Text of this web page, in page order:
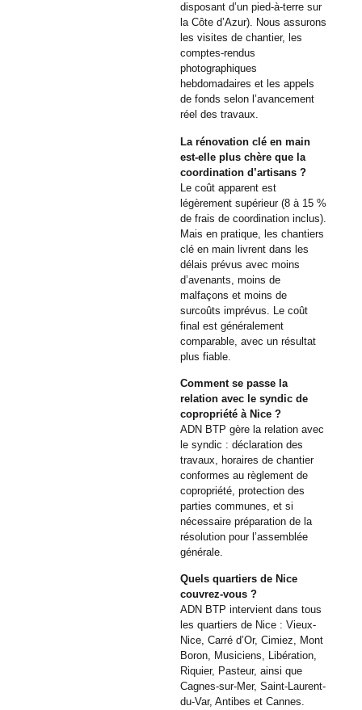
disposant d’un pied-à-terre sur
la Côte d’Azur). Nous assurons
les visites de chantier, les
comptes-rendus
photographiques
hebdomadaires et les appels
de fonds selon l’avancement
réel des travaux.
La rénovation clé en main
est-elle plus chère que la
coordination d’artisans ?
Le coût apparent est
légèrement supérieur (8 à 15 %
de frais de coordination inclus).
Mais en pratique, les chantiers
clé en main livrent dans les
délais prévus avec moins
d’avenants, moins de
malfaçons et moins de
surcoûts imprévus. Le coût
final est généralement
comparable, avec un résultat
plus fiable.
Comment se passe la
relation avec le syndic de
copropriété à Nice ?
ADN BTP gère la relation avec
le syndic : déclaration des
travaux, horaires de chantier
conformes au règlement de
copropriété, protection des
parties communes, et si
nécessaire préparation de la
résolution pour l’assemblée
générale.
Quels quartiers de Nice
couvrez-vous ?
ADN BTP intervient dans tous
les quartiers de Nice : Vieux-
Nice, Carré d’Or, Cimiez, Mont
Boron, Musiciens, Libération,
Riquier, Pasteur, ainsi que
Cagnes-sur-Mer, Saint-Laurent-
du-Var, Antibes et Cannes.